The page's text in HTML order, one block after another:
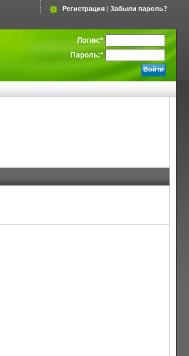
Регистрация | Забыли пароль?
Логин:*
Пароль:*